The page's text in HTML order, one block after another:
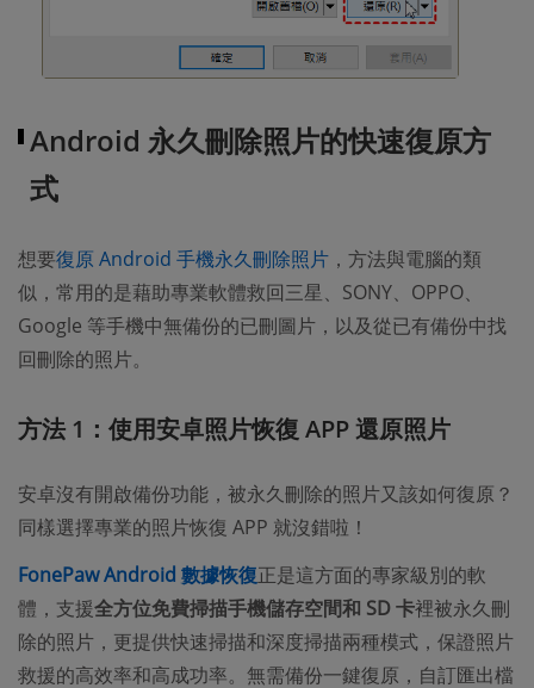
Android 永久刪除照片的快速復原方
式
想要復原 Android 手機永久刪除照片 ，方法與電腦的類
似，常用的是藉助專業軟體救回三星、SONY、OPPO、
Google 等手機中無備份的已刪圖片，以及從已有備份中找
回刪除的照片。
方法 1：使用安卓照片恢復 APP 還原照片
安卓沒有開啟備份功能，被永久刪除的照片又該如何復原？
同樣選擇專業的照片恢復 APP 就沒錯啦！
FonePaw Android 數據恢復正是這方面的專家級別的軟
體，支援全方位免費掃描手機儲存空間和 SD 卡裡被永久刪
除的照片，更提供快速掃描和深度掃描兩種模式，保證照片
救援的高效率和高成功率。無需備份一鍵復原，自訂匯出檔